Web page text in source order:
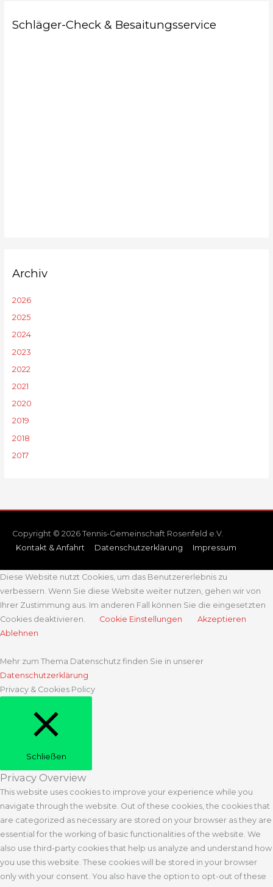
Schläger-Check & Besaitungsservice
Archiv
2026
2025
2024
2023
2022
2021
2020
2019
2018
2017
Copyright © 2026 Tennis-Gemeinschaft Rosenfeld e.V.
Kontakt & Anfahrt
Datenschutzerklärung Impressum
Diese Website nutzt Cookies, um das Benutzererlebnis zu
verbessern. Wenn Sie diese Website weiter nutzen, gehen wir von
Ihrer Zustimmung aus. Im anderen Fall können Sie die eingesetzten
Cookies deaktivieren.
Cookie Einstellungen
Akzeptieren
Ablehnen
Mehr zum Thema Datenschutz finden Sie in unserer
Datenschutzerklärung
Privacy & Cookies Policy
Schließen
Privacy Overview
This website uses cookies to improve your experience while you
navigate through the website. Out of these cookies, the cookies that
are categorized as necessary are stored on your browser as they are
essential for the working of basic functionalities of the website. We
also use third-party cookies that help us analyze and understand how
you use this website. These cookies will be stored in your browser
only with your consent. You also have the option to opt-out of these